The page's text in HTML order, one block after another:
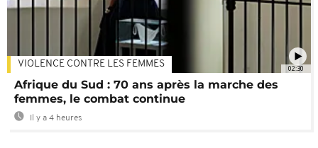
02:30
VIOLENCE CONTRE LES FEMMES
Afrique du Sud : 70 ans après la marche des
femmes, le combat continue
Il y a 4 heures